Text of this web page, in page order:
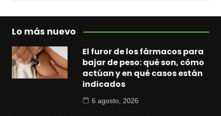
Lo más nuevo
El furor de los fármacos para
bajar de peso: qué son, cómo
actúan y en qué casos están
indicados
6 agosto, 2026